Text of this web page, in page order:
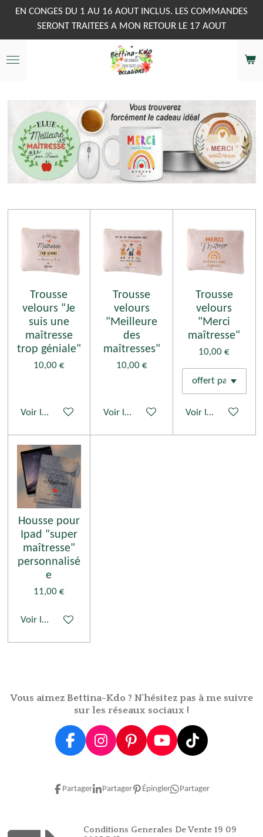
Passer
contenu
principal
EN CONGES DU 1 AU 16 AOUT INCLUS. LES COMMANDES
SERONT TRAITEES A MON RETOUR LE 17 AOUT
Trousse
velours "Je
suis une
maîtresse
trop géniale"
10,00 €
Voir les détails
Trousse
velours
"Meilleure
des
maîtresses"
10,00 €
Voir les détails
Trousse
velours
"Merci
maîtresse"
10,00 €
Voir les détails
Housse pour
Ipad "super
maîtresse"
personnalisé
e
11,00 €
Voir les détails
Vous aimez Bettina-Kdo ? N'hésitez pas à me suivre
sur les réseaux sociaux !
F
e
I
t
r
P
t
e
Y
T
e
T
T
Partager Partager Épingler Partager
Conditions Generales De Vente 19 09